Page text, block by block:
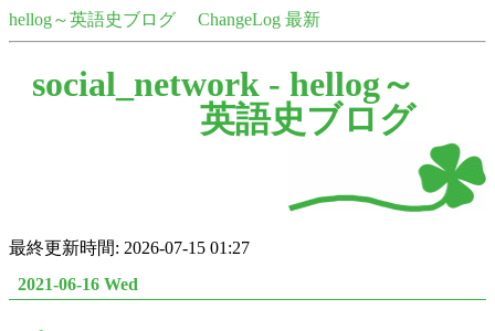
hellog～英語史ブログ ChangeLog 最新
social_network - hellog～
英語史ブログ
最終更新時間: 2026-07-15 01:27
2021-06-16 Wed